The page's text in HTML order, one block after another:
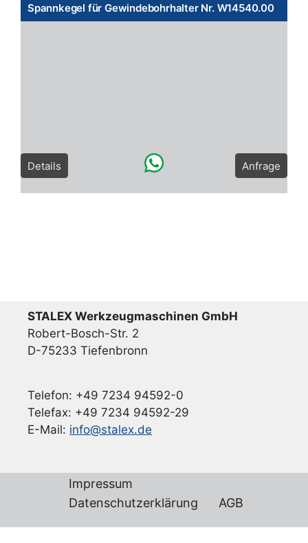
Spannkegel für Gewindebohrhalter Nr. W14540.00
Details Anfrage
STALEX Werkzeugmaschinen GmbH
Robert-Bosch-Str. 2
D-75233 Tiefenbronn
Telefon: +49 7234 94592-0
Telefax: +49 7234 94592-29
E-Mail: info@stalex.de
Impressum
Datenschutzerklärung
AGB